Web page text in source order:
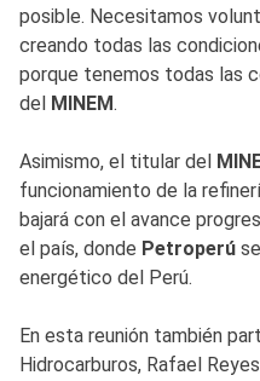
posible. Necesitamos
creando todas las
porque tenemos todas las
del MINEM.
Asimismo, el titular del
funcionamiento de la
bajará con el avance
el país, donde Petroperú
energético del Perú.
En esta reunión también
Hidrocarburos, Rafael